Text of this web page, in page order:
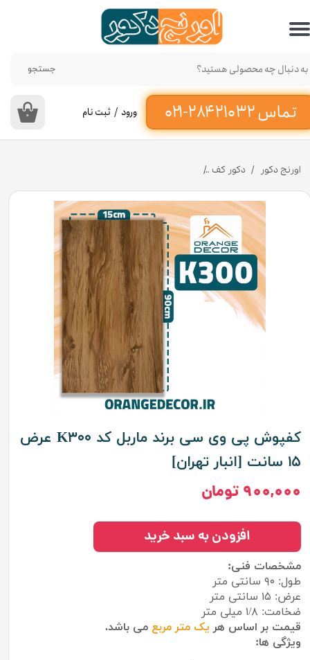
تماس ۳۲ ۲۱۰ ۲۸۴-۰۲۱‌
جستجو
۰ ورود / ثبت نام
حساب کاربری من
تغییر گذر واژه
سفارشات
خروج از حساب کاربری
اورنج دکور دکور کف
کفپوش پی وی سی برند ماربل کد K۳۰۰ عرض
۱۵ سانت [انبار تهران]
۹۰۰,۰۰۰ تومان
مشخصات فنی:
طول: ۹۰ سانتی متر
عرض: ۱۵ سانتی متر
ضخامت: ۱/۸ میلی متر
قیمت بر اساس هر یک متر مربع می باشد.
ویژگی ها:
افزودن به سبد خرید